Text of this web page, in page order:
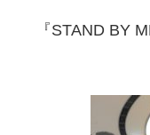
『STAND BY